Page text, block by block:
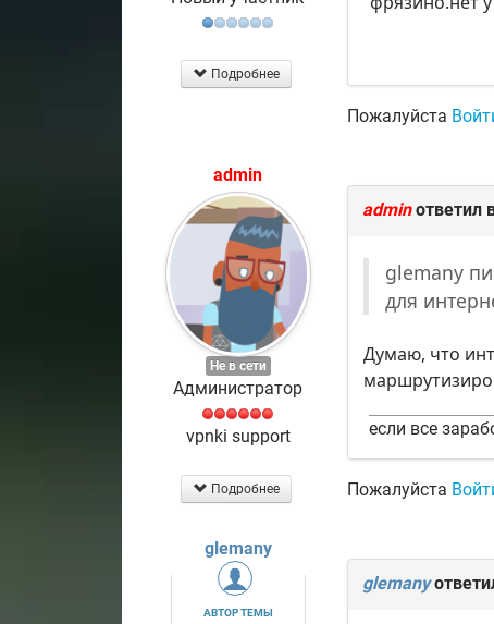
Подробнее
Пожалуйста
admin
Не в сети
Администратор
vpnki support
Подробнее
adminответил
glemany
для
Думаю, что
если все
Пожалуйста
glemany
АВТОР ТЕМЫ
glemany